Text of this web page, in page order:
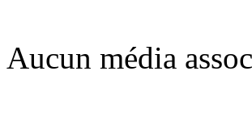
Aucun média